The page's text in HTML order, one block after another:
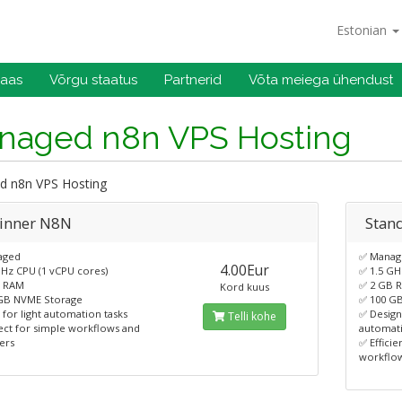
Estonian
Võrgu staatus Partnerid Võta meiega ühendust
n8n VPS Hosting
n8n VPS Hosting
N8N
CPU (1 vCPU cores)
NVME Storage
for light automation tasks
for simple workflows and
4.00Eur
Kord kuus
Telli kohe
✅
✅ 1.5
✅ 2 GB
✅ 100
✅
✅